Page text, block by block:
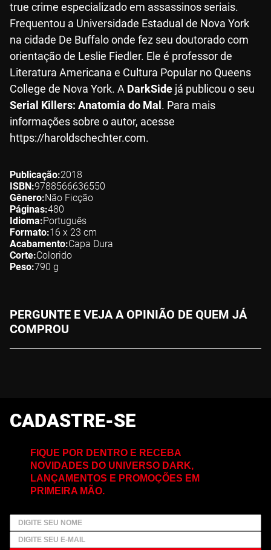
true crime especializado em assassinos seriais.
Frequentou a Universidade Estadual de Nova York
na cidade De Buffalo onde fez seu doutorado com
orientação de Leslie Fiedler. Ele é professor de
Literatura Americana e Cultura Popular no Queens
College de Nova York. A DarkSide já publicou o seu
Serial Killers: Anatomia do Mal . Para mais
informações sobre o autor, acesse
https://haroldschechter.com.
Publicação 2018
ISBN 9788566636550
Gênero Não Ficção
Páginas 480
Idioma Português
Formato 16 x 23 cm
Acabamento Capa Dura
Corte Colorido
Peso 790 g
PERGUNTE E VEJA A OPINIÃO DE QUEM JÁ
COMPROU
CADASTRE-SE
FIQUE POR DENTRO E RECEBA
NOVIDADES DO UNIVERSO DARK,
LANÇAMENTOS E PROMOÇÕES EM
PRIMEIRA MÃO.